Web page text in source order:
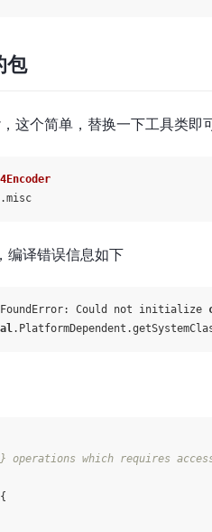
包
这个简单，替换一下工具类即可
编译错误信息如下
Could not initialize
operations which requires
{